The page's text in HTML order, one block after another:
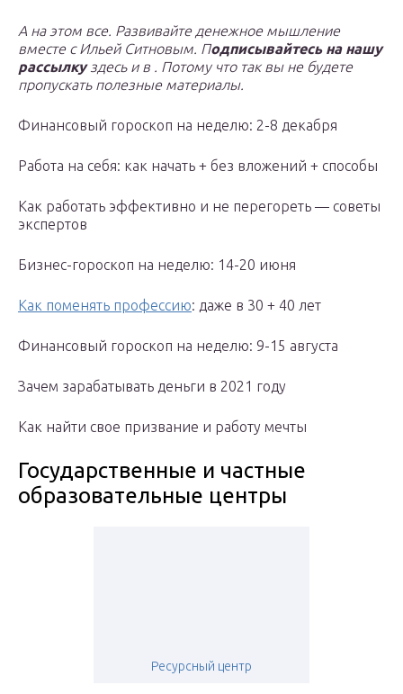
А на этом все. Развивайте денежное мышление
вместе с Ильей Ситновым. Подписывайтесь на нашу
рассылку здесь и в . Потому что так вы не будете
пропускать полезные материалы.
Финансовый гороскоп на неделю: 2-8 декабря
Работа на себя: как начать + без вложений + способы
Как работать эффективно и не перегореть — советы
экспертов
Бизнес-гороскоп на неделю: 14-20 июня
Как поменять профессию: даже в 30 + 40 лет
Финансовый гороскоп на неделю: 9-15 августа
Зачем зарабатывать деньги в 2021 году
Как найти свое призвание и работу мечты
Государственные и частные
образовательные центры
Ресурсный центр